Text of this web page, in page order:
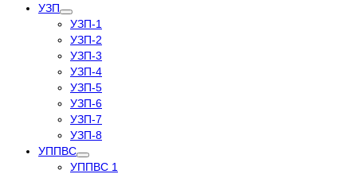
УЗП
УЗП-1
УЗП-2
УЗП-3
УЗП-4
УЗП-5
УЗП-6
УЗП-7
УЗП-8
УППВС
УППВС 1